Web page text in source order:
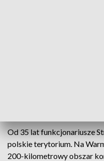
Od 35 lat funkcjonariusze
polskie terytorium. Na
200-kilometrowy obszar